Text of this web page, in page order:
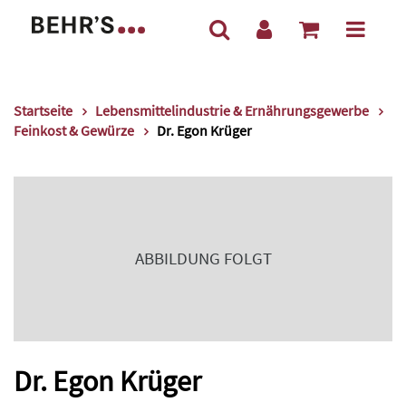
Startseite
Lebensmittelindustrie & Ernährungsgewerbe
Feinkost & Gewürze
Dr. Egon Krüger
ABBILDUNG FOLGT
Dr. Egon Krüger